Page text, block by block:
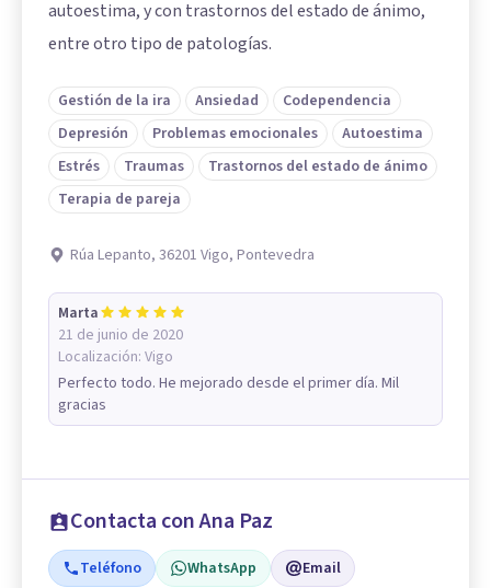
autoestima, y con trastornos del estado de ánimo,
entre otro tipo de patologías.
Gestión de la ira Ansiedad
Codependencia
Depresión
Problemas emocionales
Autoestima
Estrés
Traumas
Trastornos del estado de ánimo
Terapia de pareja
Rúa Lepanto, 36201 Vigo, Pontevedra
Marta
21 de junio de 2020
Localización: Vigo
Perfecto todo. He mejorado desde el primer día. Mil
gracias
Contacta con Ana Paz
Teléfono WhatsApp Email